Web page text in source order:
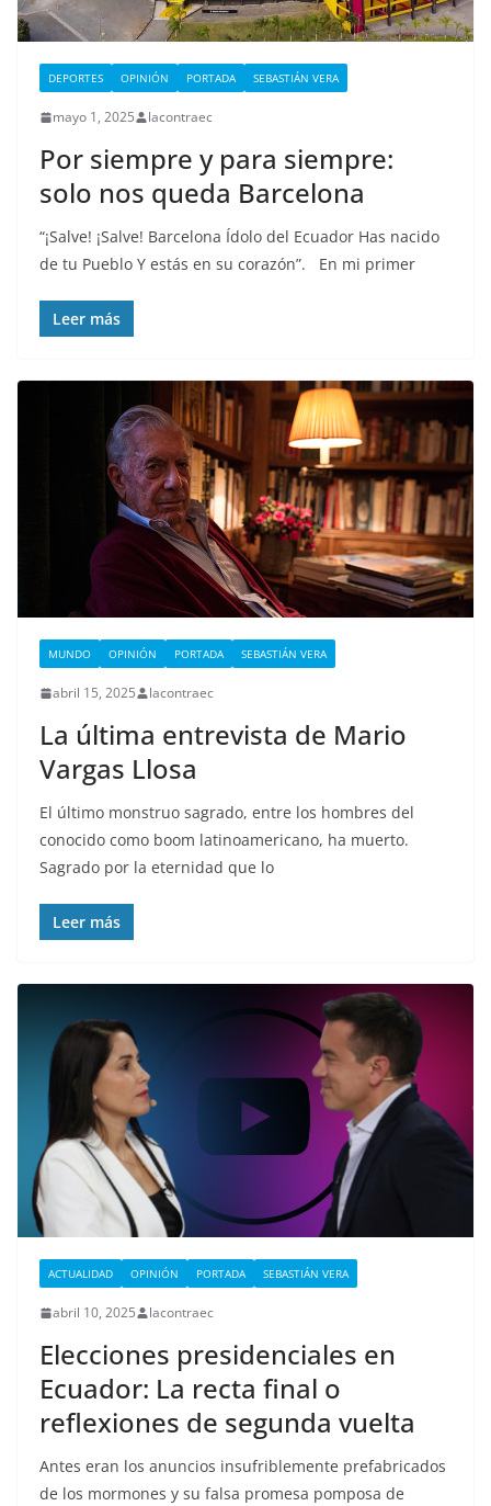
DEPORTES OPINIÓN PORTADA SEBASTIÁN VERA
mayo 1, 2025 lacontraec
Por siempre y para siempre:
solo nos queda Barcelona
“¡Salve! ¡Salve! Barcelona Ídolo del Ecuador Has nacido
de tu Pueblo Y estás en su corazón”. En mi primer
Leer más
MUNDO OPINIÓN PORTADA SEBASTIÁN VERA
abril 15, 2025 lacontraec
La última entrevista de Mario
Vargas Llosa
El último monstruo sagrado, entre los hombres del
conocido como boom latinoamericano, ha muerto.
Sagrado por la eternidad que lo
Leer más
ACTUALIDAD OPINIÓN PORTADA SEBASTIÁN VERA
abril 10, 2025 lacontraec
Elecciones presidenciales en
Ecuador: La recta final o
reflexiones de segunda vuelta
Antes eran los anuncios insufriblemente prefabricados
de los mormones y su falsa promesa pomposa de